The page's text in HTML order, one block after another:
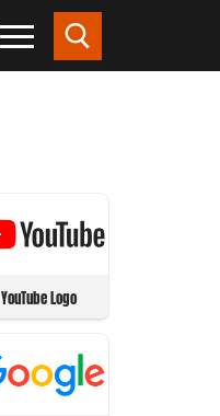
YouTube Logo